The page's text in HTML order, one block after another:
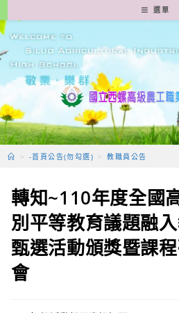
轉
至
要
容
選單
> -首頁公告(勿勾選) > 教職員公告
轉知~110年度全國
別平等教育議題融
甄選活動頒獎暨課
會